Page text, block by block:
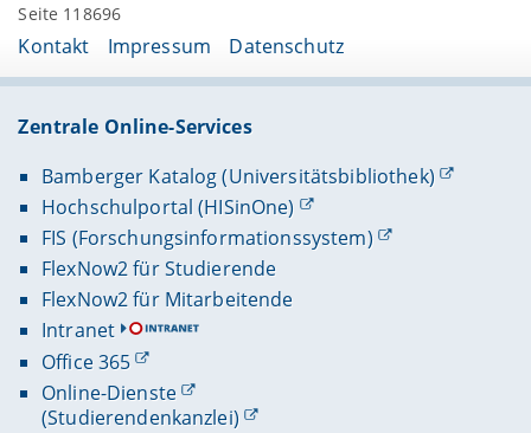
Seite 118696
Kontakt Impressum Datenschutz
Zentrale Online-Services
Bamberger Katalog (Universitätsbibliothek)
Hochschulportal (HISinOne)
FIS (Forschungsinformationssystem)
FlexNow2 für Studierende
FlexNow2 für Mitarbeitende
Intranet
Office 365
Online-Dienste
(Studierendenkanzlei)